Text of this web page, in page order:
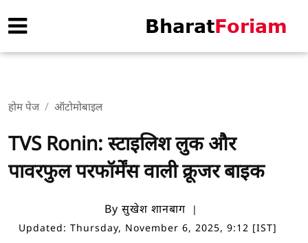
होम पेज ऑटोमोबाइल
TVS Ronin: स्टाइलिश लुक और
पावरफुल परफॉर्मेंस वाली क्रूजर बाइक
By सुखेश शानबाग
Updated: Thursday, November 6, 2025, 9:12 [IST]